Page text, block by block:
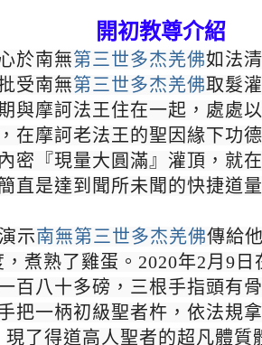
開初教尊介紹
於南無第三世多杰羌佛如法
受南無第三世多杰羌佛取髮
與摩訶法王住在一起，處處
在摩訶老法王的聖因緣下功
密『現量大圓滿』灌頂，就
直是達到聞所未聞的快捷道量
示南無第三世多杰羌佛傳給
煮熟了雞蛋。2020年2月9
百八十多磅，三根手指頭有
把一柄初級聖者杵，依法規
現了得道高人聖者的超凡體質